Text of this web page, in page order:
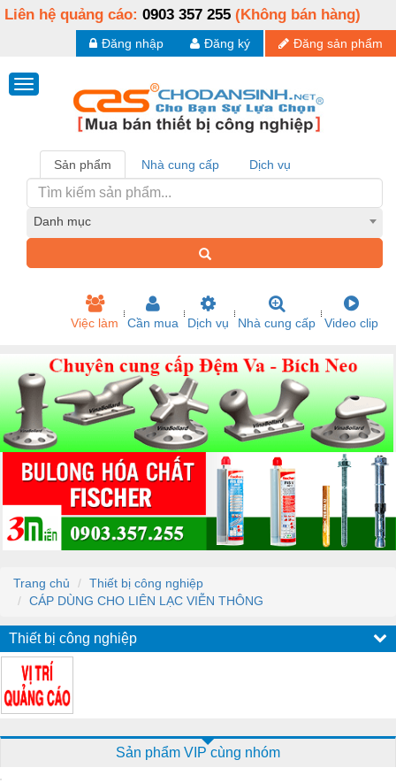
Liên hệ quảng cáo: 0903 357 255 (Không bán hàng)
Đăng sản phẩm
Đăng ký
Đăng nhập
Sản phẩm Nhà cung cấp Dịch vụ
Danh mục
Việc làm Cần mua Dịch vụ Nhà cung cấp Video clip
Trang chủ
Thiết bị công nghiệp
CÁP DÙNG CHO LIÊN LẠC VIỄN THÔNG
Thiết bị công nghiệp
Sản phẩm VIP cùng nhóm